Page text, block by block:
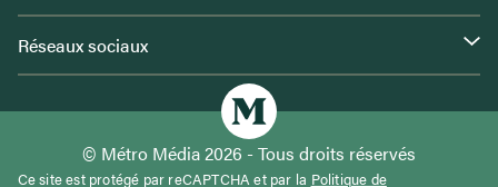
Réseaux sociaux
© Métro Média 2026 - Tous droits réservés
Ce site est protégé par reCAPTCHA et par la Politique de